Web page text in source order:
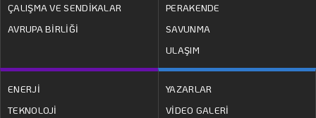
ÇALIŞMA VE SENDİKALAR
AVRUPA BİRLİĞİ
PERAKENDE
SAVUNMA
ULAŞIM
ENERJİ
TEKNOLOJİ
YAZARLAR
VİDEO GALERİ